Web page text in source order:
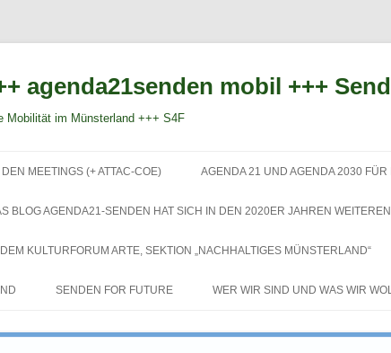
agenda21senden mobil +++
Mobilität im Münsterland +++ S4F
Inhalt
MEETINGS (+ ATTAC-COE) AGENDA 21 UND AGENDA 2030
BLOG AGENDA21-SENDEN HAT SICH IN DEN 2020ER JAHREN
KULTURFORUM ARTE, SEKTION „NACHHALTIGES MÜNSTERLAND“
SENDEN FOR FUTURE WER WIR SIND UND WAS WIR